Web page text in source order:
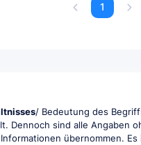
1
/ Bedeutung des
Dennoch sind alle Angaben
übernommen. Es